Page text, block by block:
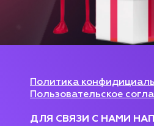
Политика
Пользовательское
ДЛЯ СВЯЗИ С НАМИ